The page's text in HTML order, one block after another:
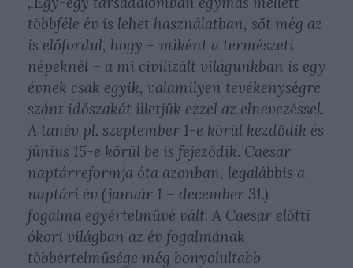
többféle év is lehet használatban, sőt még az
is előfordul, hogy – miként a természeti
népeknél – a mi civilizált világunkban is egy
évnek csak egyik, valamilyen tevékenységre
szánt időszakát illetjük ezzel az elnevezéssel.
A tanév pl. szeptember 1-e körül kezdődik és
június 15-e körül be is fejeződik. Caesar
naptárreformja óta azonban, legalábbis a
naptári év (január 1 – december 31.)
fogalma egyértelművé vált. A Caesar előtti
ókori világban az év fogalmának
többértelműsége még bonyolultabb